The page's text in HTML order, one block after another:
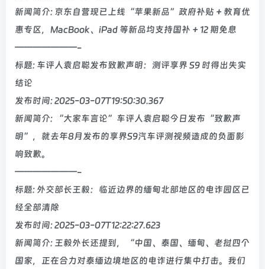
新闻简介: 京东自营现已上线“苹果新品”政府补贴 + 教育优
惠专区，MacBook、iPad 等新品均支持国补 + 12 期免息
———————-
标题: 车评人袁启聪发布致歉声明：测评享界 S9 时得出失实
结论
发布时间: 2025-03-07T19:50:30.367
新闻简介: “大家车言论”车评人袁启聪今日发布“致歉声
明”，就去年8月发布的享界S9汽车评测视频造成的负面影
响致歉。
———————-
标题: 外交部长王毅：临近边界的缅甸北部地区的电诈园区已
经全部清除
发布时间: 2025-03-07T12:22:27.623
新闻简介: 王毅外长还提到，“中国、泰国、缅甸、老挝四个
国家，正在合力对泰缅边境地区的电诈进行集中打击。我们